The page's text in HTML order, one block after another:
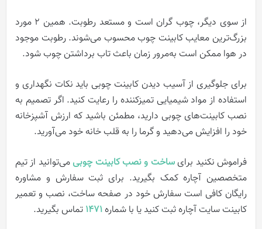
از سوی دیگر، چوب گران است و مستعد رطوبت. همین 2 مورد
بزرگ‌ترین معایب کابینت چوب محسوب می‌شوند. رطوبت موجود
در هوا ممکن است به‌مرور زمان باعث تاب برداشتن چوب شود.
برای جلوگیری از آسیب دیدن کابینت چوبی باید نکات نگهداری و
استفاده از مواد شیمیایی تمیزکننده را رعایت کنید. اگر تصمیم به
نصب کابینت‌های چوبی دارید، مطمئن باشید که ارزش آشپزخانه
خود را افزایش می‌دهید و گرما را به قلب خانه خود می‌آورید.
فراموش نکنید برایساخت و نصب کابینت چوبی می‌توانید از تیم
متخصصین آچاره کمک بگیرید. برای ثبت سفارش و مشاوره
رایگان کافی است سفارش خود در صفحه ساخت، نصب و تعمیر
کابینت سایت آچاره ثبت کنید یا با شماره 1471 تماس بگیرید.